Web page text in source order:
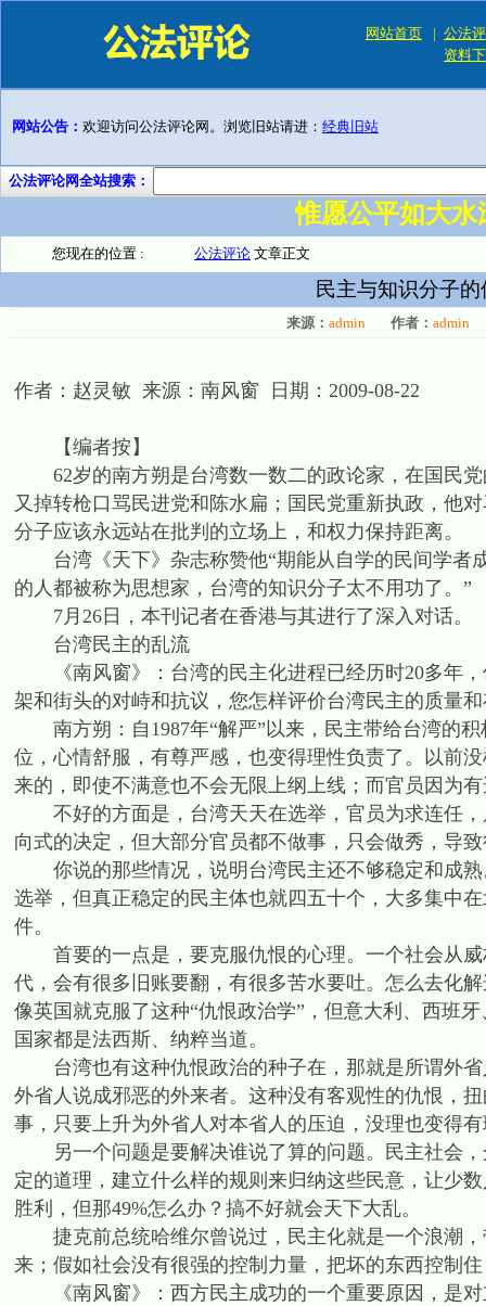
网站首页 | 公法
资料
网站公告： 欢迎访问公法评论网。浏览旧站请进： 经典旧站
公法评论网全站搜索：
惟愿公平如大
您现在的位置 : 公法评论 文章正文
民主与知识分子
来源： admin 作者： admin
作者：赵灵敏 来源：南风窗 日期：2009-08-22
【编者按】
62岁的南方朔是台湾数一数二的政论家，在国民党
又掉转枪口骂民进党和陈水扁；国民党重新执政，他
分子应该永远站在批判的立场上，和权力保持距离。
台湾《天下》杂志称赞他“期能从自学的民间学者
的人都被称为思想家，台湾的知识分子太不用功了。”
7月26日，本刊记者在香港与其进行了深入对话。
台湾民主的乱流
《南风窗》：台湾的民主化进程已经历时20多年，
架和街头的对峙和抗议，您怎样评价台湾民主的质量
南方朔：自1987年“解严”以来，民主带给台湾的积
位，心情舒服，有尊严感，也变得理性负责了。以前
来的，即使不满意也不会无限上纲上线；而官员因为
不好的方面是，台湾天天在选举，官员为求连任，
向式的决定，但大部分官员都不做事，只会做秀，导
你说的那些情况，说明台湾民主还不够稳定和成熟
选举，但真正稳定的民主体也就四五十个，大多集中
件。
首要的一点是，要克服仇恨的心理。一个社会从威
代，会有很多旧账要翻，有很多苦水要吐。怎么去化
像英国就克服了这种“仇恨政治学”，但意大利、西班
国家都是法西斯、纳粹当道。
台湾也有这种仇恨政治的种子在，那就是所谓外省
外省人说成邪恶的外来者。这种没有客观性的仇恨，
事，只要上升为外省人对本省人的压迫，没理也变得
另一个问题是要解决谁说了算的问题。民主社会，
定的道理，建立什么样的规则来归纳这些民意，让少
胜利，但那49%怎么办？搞不好就会天下大乱。
捷克前总统哈维尔曾说过，民主化就是一个浪潮，
来；假如社会没有很强的控制力量，把坏的东西控制
《南风窗》：西方民主成功的一个重要原因，是对